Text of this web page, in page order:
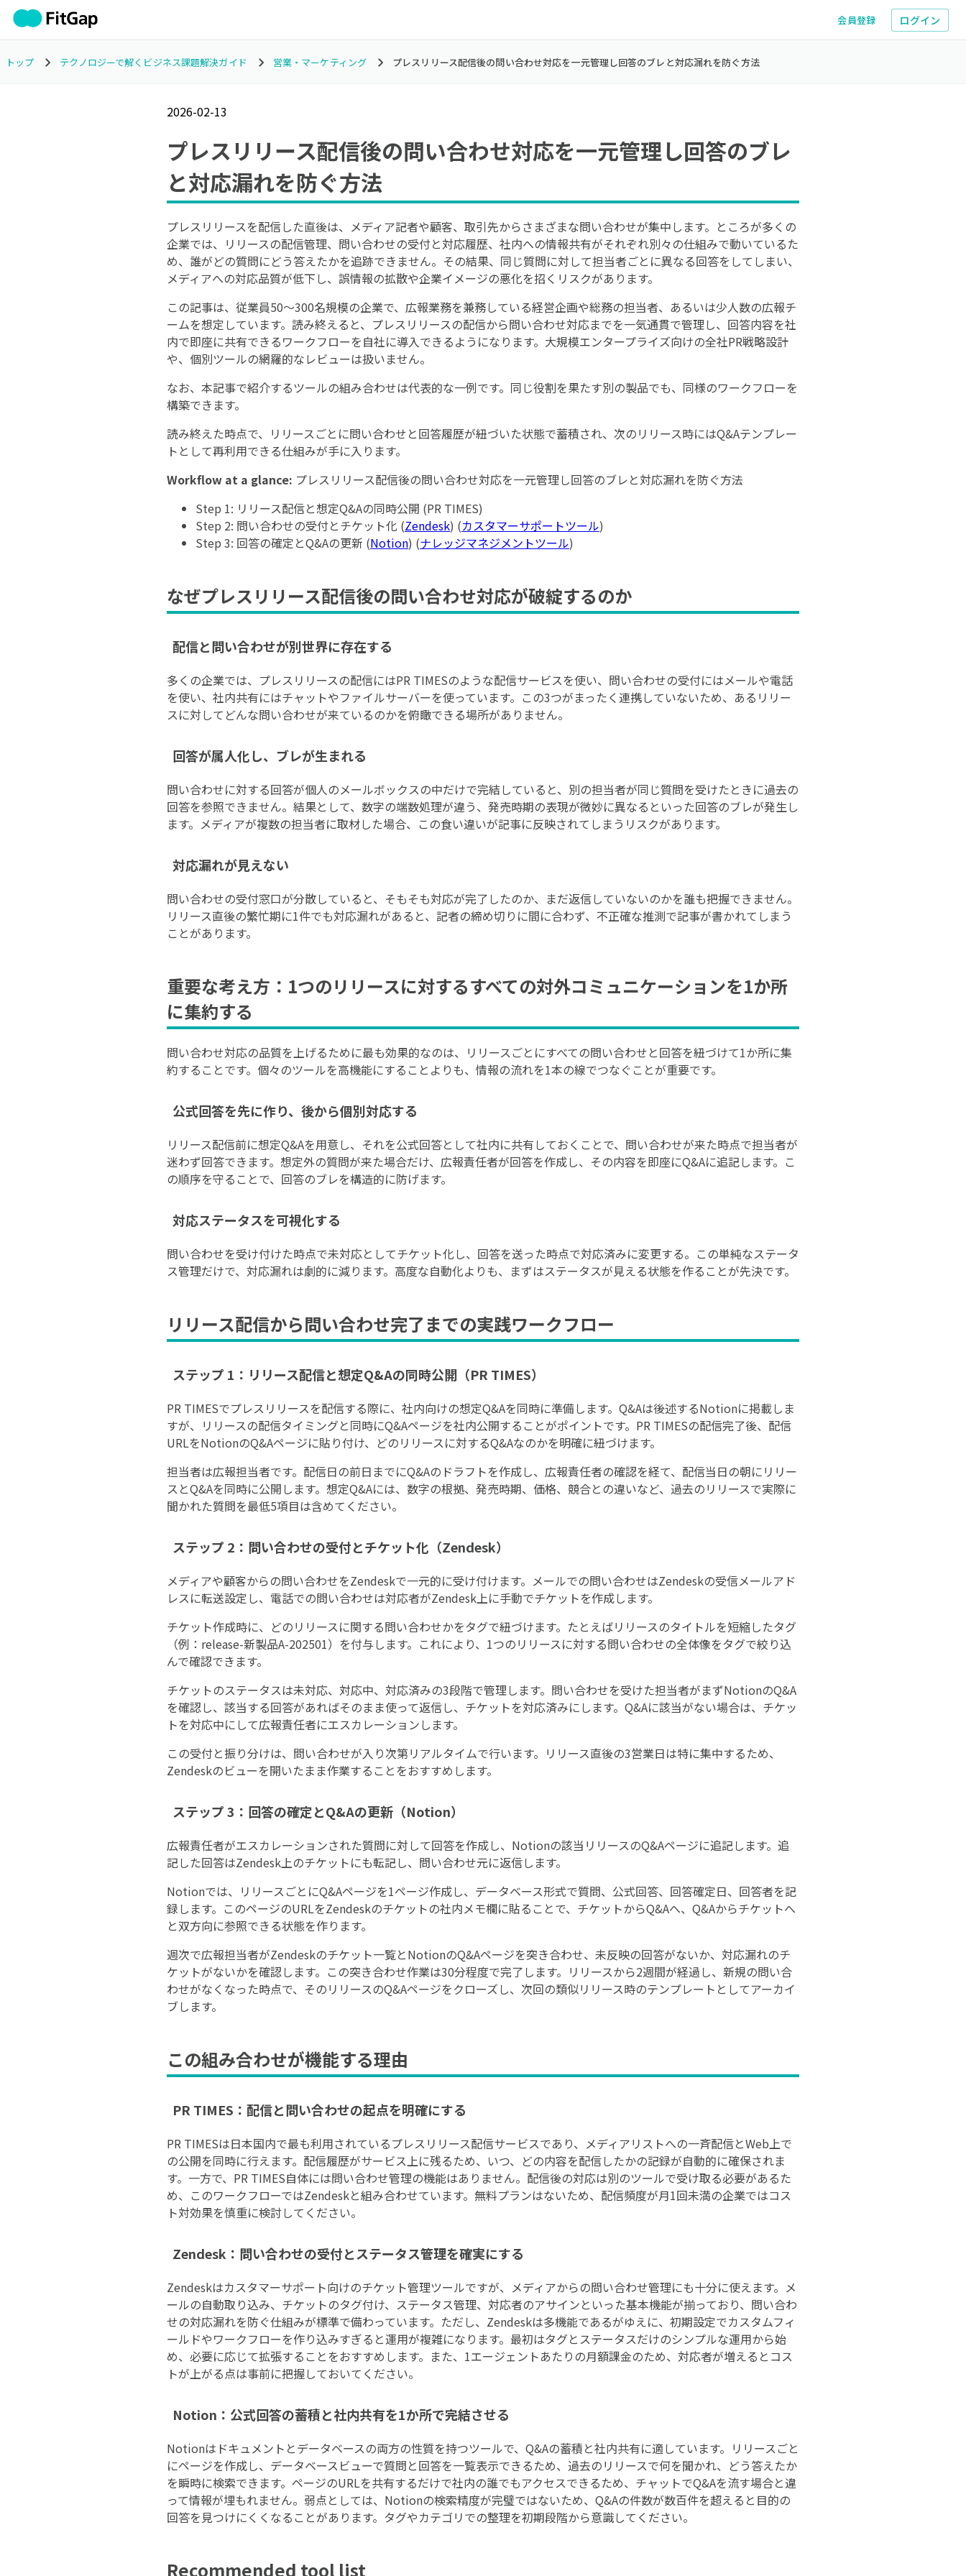
会員登録 ログイン
トップ テクノロジーで解くビジネス課題解決ガイド 営業・マーケティング プレスリリース配信後の問い合わせ対応を一元管理し回答のブレと対応漏れを防ぐ方法
2026-02-13
プレスリリース配信後の問い合わせ対応を一元管理し回答のブレ
と対応漏れを防ぐ方法
プレスリリースを配信した直後は、メディア記者や顧客、取引先からさまざまな問い合わせが集中します。ところが多くの
企業では、リリースの配信管理、問い合わせの受付と対応履歴、社内への情報共有がそれぞれ別々の仕組みで動いているた
め、誰がどの質問にどう答えたかを追跡できません。その結果、同じ質問に対して担当者ごとに異なる回答をしてしまい、
メディアへの対応品質が低下し、誤情報の拡散や企業イメージの悪化を招くリスクがあります。
この記事は、従業員50〜300名規模の企業で、広報業務を兼務している経営企画や総務の担当者、あるいは少人数の広報チ
ームを想定しています。読み終えると、プレスリリースの配信から問い合わせ対応までを一気通貫で管理し、回答内容を社
内で即座に共有できるワークフローを自社に導入できるようになります。大規模エンタープライズ向けの全社PR戦略設計
や、個別ツールの網羅的なレビューは扱いません。
なお、本記事で紹介するツールの組み合わせは代表的な一例です。同じ役割を果たす別の製品でも、同様のワークフローを
構築できます。
読み終えた時点で、リリースごとに問い合わせと回答履歴が紐づいた状態で蓄積され、次のリリース時にはQ&Aテンプレー
トとして再利用できる仕組みが手に入ります。
Workflow at a glance: プレスリリース配信後の問い合わせ対応を一元管理し回答のブレと対応漏れを防ぐ方法
Step 1: リリース配信と想定Q&Aの同時公開 (PR TIMES)
Step 2: 問い合わせの受付とチケット化 (Zendesk) (カスタマーサポートツール)
Step 3: 回答の確定とQ&Aの更新 (Notion) (ナレッジマネジメントツール)
なぜプレスリリース配信後の問い合わせ対応が破綻するのか
配信と問い合わせが別世界に存在する
多くの企業では、プレスリリースの配信にはPR TIMESのような配信サービスを使い、問い合わせの受付にはメールや電話
を使い、社内共有にはチャットやファイルサーバーを使っています。この3つがまったく連携していないため、あるリリー
スに対してどんな問い合わせが来ているのかを俯瞰できる場所がありません。
回答が属人化し、ブレが生まれる
問い合わせに対する回答が個人のメールボックスの中だけで完結していると、別の担当者が同じ質問を受けたときに過去の
回答を参照できません。結果として、数字の端数処理が違う、発売時期の表現が微妙に異なるといった回答のブレが発生し
ます。メディアが複数の担当者に取材した場合、この食い違いが記事に反映されてしまうリスクがあります。
対応漏れが見えない
問い合わせの受付窓口が分散していると、そもそも対応が完了したのか、まだ返信していないのかを誰も把握できません。
リリース直後の繁忙期に1件でも対応漏れがあると、記者の締め切りに間に合わず、不正確な推測で記事が書かれてしまう
ことがあります。
重要な考え方：1つのリリースに対するすべての対外コミュニケーションを1か所
に集約する
問い合わせ対応の品質を上げるために最も効果的なのは、リリースごとにすべての問い合わせと回答を紐づけて1か所に集
約することです。個々のツールを高機能にすることよりも、情報の流れを1本の線でつなぐことが重要です。
公式回答を先に作り、後から個別対応する
リリース配信前に想定Q&Aを用意し、それを公式回答として社内に共有しておくことで、問い合わせが来た時点で担当者が
迷わず回答できます。想定外の質問が来た場合だけ、広報責任者が回答を作成し、その内容を即座にQ&Aに追記します。こ
の順序を守ることで、回答のブレを構造的に防げます。
対応ステータスを可視化する
問い合わせを受け付けた時点で未対応としてチケット化し、回答を送った時点で対応済みに変更する。この単純なステータ
ス管理だけで、対応漏れは劇的に減ります。高度な自動化よりも、まずはステータスが見える状態を作ることが先決です。
リリース配信から問い合わせ完了までの実践ワークフロー
ステップ 1：リリース配信と想定Q&Aの同時公開（PR TIMES）
PR TIMESでプレスリリースを配信する際に、社内向けの想定Q&Aを同時に準備します。Q&Aは後述するNotionに掲載しま
すが、リリースの配信タイミングと同時にQ&Aページを社内公開することがポイントです。PR TIMESの配信完了後、配信
URLをNotionのQ&Aページに貼り付け、どのリリースに対するQ&Aなのかを明確に紐づけます。
担当者は広報担当者です。配信日の前日までにQ&Aのドラフトを作成し、広報責任者の確認を経て、配信当日の朝にリリー
スとQ&Aを同時に公開します。想定Q&Aには、数字の根拠、発売時期、価格、競合との違いなど、過去のリリースで実際に
聞かれた質問を最低5項目は含めてください。
ステップ 2：問い合わせの受付とチケット化（Zendesk）
メディアや顧客からの問い合わせをZendeskで一元的に受け付けます。メールでの問い合わせはZendeskの受信メールアド
レスに転送設定し、電話での問い合わせは対応者がZendesk上に手動でチケットを作成します。
チケット作成時に、どのリリースに関する問い合わせかをタグで紐づけます。たとえばリリースのタイトルを短縮したタグ
（例：release-新製品A-202501）を付与します。これにより、1つのリリースに対する問い合わせの全体像をタグで絞り込
んで確認できます。
チケットのステータスは未対応、対応中、対応済みの3段階で管理します。問い合わせを受けた担当者がまずNotionのQ&A
を確認し、該当する回答があればそのまま使って返信し、チケットを対応済みにします。Q&Aに該当がない場合は、チケッ
トを対応中にして広報責任者にエスカレーションします。
この受付と振り分けは、問い合わせが入り次第リアルタイムで行います。リリース直後の3営業日は特に集中するため、
Zendeskのビューを開いたまま作業することをおすすめします。
ステップ 3：回答の確定とQ&Aの更新（Notion）
広報責任者がエスカレーションされた質問に対して回答を作成し、Notionの該当リリースのQ&Aページに追記します。追
記した回答はZendesk上のチケットにも転記し、問い合わせ元に返信します。
Notionでは、リリースごとにQ&Aページを1ページ作成し、データベース形式で質問、公式回答、回答確定日、回答者を記
録します。このページのURLをZendeskのチケットの社内メモ欄に貼ることで、チケットからQ&Aへ、Q&Aからチケットへ
と双方向に参照できる状態を作ります。
週次で広報担当者がZendeskのチケット一覧とNotionのQ&Aページを突き合わせ、未反映の回答がないか、対応漏れのチ
ケットがないかを確認します。この突き合わせ作業は30分程度で完了します。リリースから2週間が経過し、新規の問い合
わせがなくなった時点で、そのリリースのQ&Aページをクローズし、次回の類似リリース時のテンプレートとしてアーカイ
ブします。
この組み合わせが機能する理由
PR TIMES：配信と問い合わせの起点を明確にする
PR TIMESは日本国内で最も利用されているプレスリリース配信サービスであり、メディアリストへの一斉配信とWeb上で
の公開を同時に行えます。配信履歴がサービス上に残るため、いつ、どの内容を配信したかの記録が自動的に確保されま
す。一方で、PR TIMES自体には問い合わせ管理の機能はありません。配信後の対応は別のツールで受け取る必要があるた
め、このワークフローではZendeskと組み合わせています。無料プランはないため、配信頻度が月1回未満の企業ではコス
ト対効果を慎重に検討してください。
Zendesk：問い合わせの受付とステータス管理を確実にする
Zendeskはカスタマーサポート向けのチケット管理ツールですが、メディアからの問い合わせ管理にも十分に使えます。メ
ールの自動取り込み、チケットのタグ付け、ステータス管理、対応者のアサインといった基本機能が揃っており、問い合わ
せの対応漏れを防ぐ仕組みが標準で備わっています。ただし、Zendeskは多機能であるがゆえに、初期設定でカスタムフィ
ールドやワークフローを作り込みすぎると運用が複雑になります。最初はタグとステータスだけのシンプルな運用から始
め、必要に応じて拡張することをおすすめします。また、1エージェントあたりの月額課金のため、対応者が増えるとコス
トが上がる点は事前に把握しておいてください。
Notion：公式回答の蓄積と社内共有を1か所で完結させる
Notionはドキュメントとデータベースの両方の性質を持つツールで、Q&Aの蓄積と社内共有に適しています。リリースごと
にページを作成し、データベースビューで質問と回答を一覧表示できるため、過去のリリースで何を聞かれ、どう答えたか
を瞬時に検索できます。ページのURLを共有するだけで社内の誰でもアクセスできるため、チャットでQ&Aを流す場合と違
って情報が埋もれません。弱点としては、Notionの検索精度が完璧ではないため、Q&Aの件数が数百件を超えると目的の
回答を見つけにくくなることがあります。タグやカテゴリでの整理を初期段階から意識してください。
Recommended tool list